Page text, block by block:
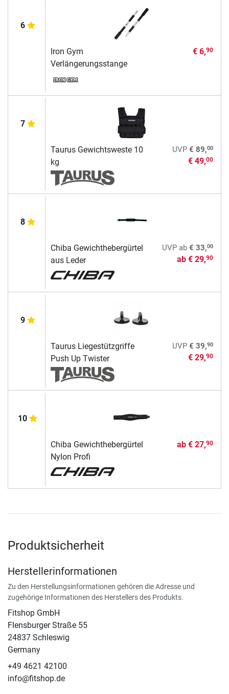
6
Iron Gym
Verlängerungsstange
€ 6,90
7
Taurus Gewichtsweste 10
kg
UVP € 89,00
€ 49,00
8
Chiba Gewichthebergürtel
aus Leder
UVPab € 33,00
ab € 29,90
9
Taurus Liegestützgriffe
Push Up Twister
UVP € 39,90
€ 29,90
10
Chiba Gewichthebergürtel
Nylon Profi
ab € 27,90
Produktsicherheit
Herstellerinformationen
Zu den Herstellungsinformationen gehören die Adresse und
zugehörige Informationen des Herstellers des Produkts.
Fitshop GmbH
Flensburger Straße 55
24837 Schleswig
Germany
+49 4621 42100
info@fitshop.de